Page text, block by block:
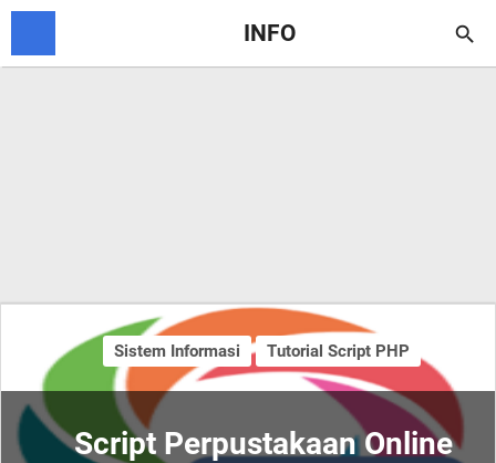
INFO 
Script Perpustakaan Online
Sistem Informasi Tutorial Script PHP